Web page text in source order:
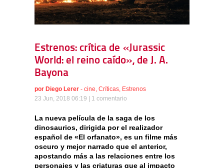
Estrenos: crítica de «Jurassic
World: el reino caído», de J. A.
Bayona
por Diego Lerer - cine, Críticas, Estrenos
23 Jun, 2018 06:19 | 1 comentario
La nueva película de la saga de los
dinosaurios, dirigida por el realizador
español de «El orfanato», es un filme más
oscuro y mejor narrado que el anterior,
apostando más a las relaciones entre los
personajes y las criaturas que al impacto